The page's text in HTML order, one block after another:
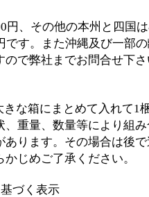
円、その他の本州と四国
です。また沖縄及び一部
ので弊社までお問合せ下
な箱にまとめて入れて1
、重量、数量等により組
あります。その場合は後
じめご了承ください。
づく表示